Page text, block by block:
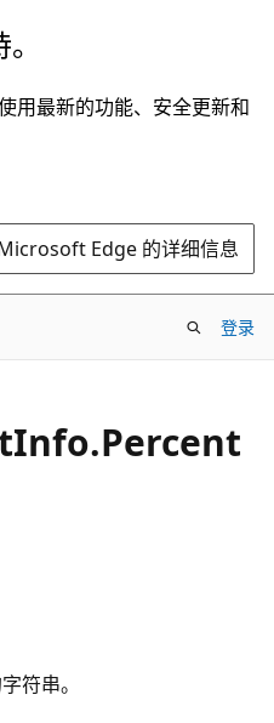
用最新的功能、安全更新和
Edge 的详细信息
登录
Info.Percent
符串。